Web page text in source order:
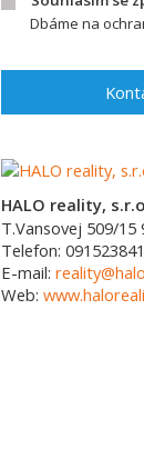
Dbáme na
HALO reality,
T.Vansovej 509/15
Telefon:
E-mail:
Web: